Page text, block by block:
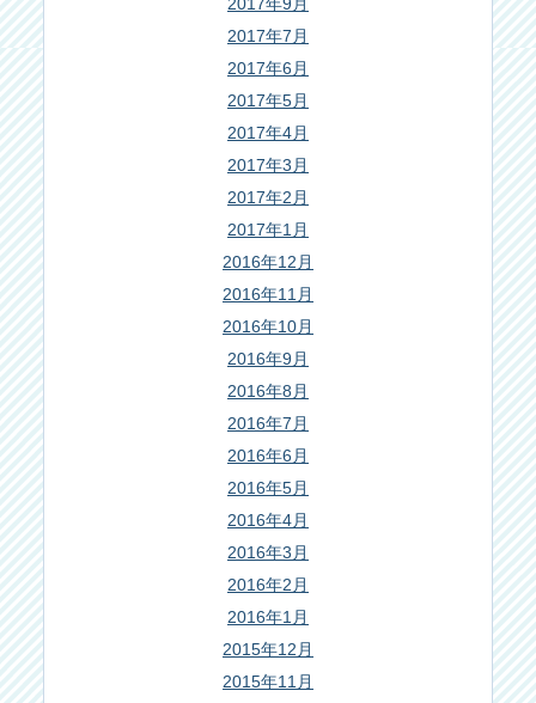
2017年7月
2017年6月
2017年5月
2017年4月
2017年3月
2017年2月
2017年1月
2016年12月
2016年11月
2016年10月
2016年9月
2016年8月
2016年7月
2016年6月
2016年5月
2016年4月
2016年3月
2016年2月
2016年1月
2015年12月
2015年11月